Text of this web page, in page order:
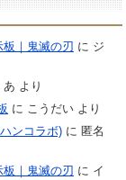
板｜鬼滅の刃 に ジ
あ より
に こうだいより
ンコラボ)に 匿名
板｜鬼滅の刃 に イ